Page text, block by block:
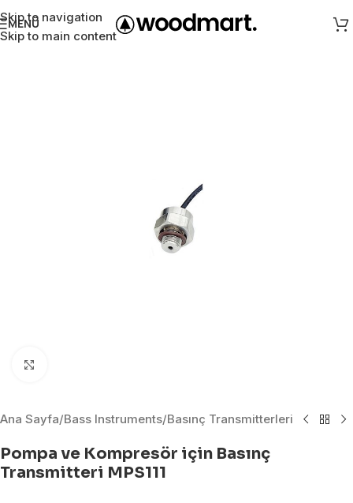
Skip to navigation
Skip to main content
MENÜ
Ana Sayfa/Bass Instruments/Basınç Transmitterleri
Pompa ve Kompresör için Basınç
Transmitteri MPS111